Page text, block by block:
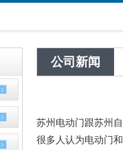
公司新闻
苏州电动门跟苏州
很多人认为电动门